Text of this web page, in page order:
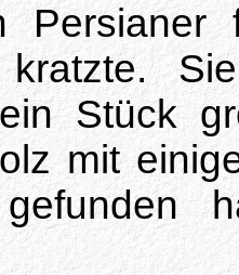
Persianer
Stück
mit